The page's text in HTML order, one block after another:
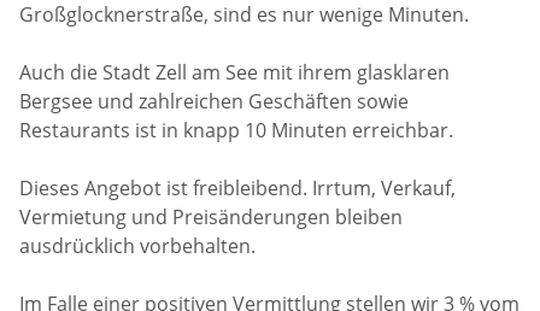
Großglocknerstraße, sind es nur wenige Minuten.
Auch die Stadt Zell am See mit ihrem glasklaren
Bergsee und zahlreichen Geschäften sowie
Restaurants ist in knapp 10 Minuten erreichbar.
Dieses Angebot ist freibleibend. Irrtum, Verkauf,
Vermietung und Preisänderungen bleiben
ausdrücklich vorbehalten.
Im Falle einer positiven Vermittlung stellen wir 3 % vom